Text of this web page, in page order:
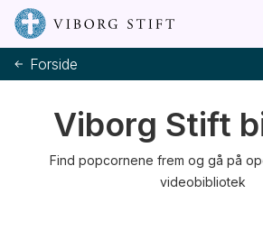
Forside
Viborg Stift
Find popcornene frem og gå på
videobibliotek